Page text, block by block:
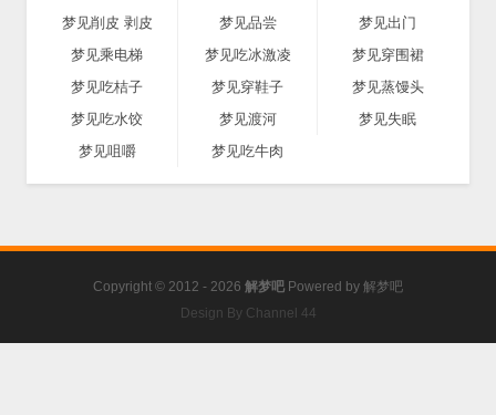
梦见削皮 剥皮
梦见品尝
梦见出门
梦见乘电梯
梦见吃冰激凌
梦见穿围裙
梦见吃桔子
梦见穿鞋子
梦见蒸馒头
梦见吃水饺
梦见渡河
梦见失眠
梦见咀嚼
梦见吃牛肉
Copyright © 2012 - 2026 解梦吧 Powered by 解梦吧
Design By Channel 44